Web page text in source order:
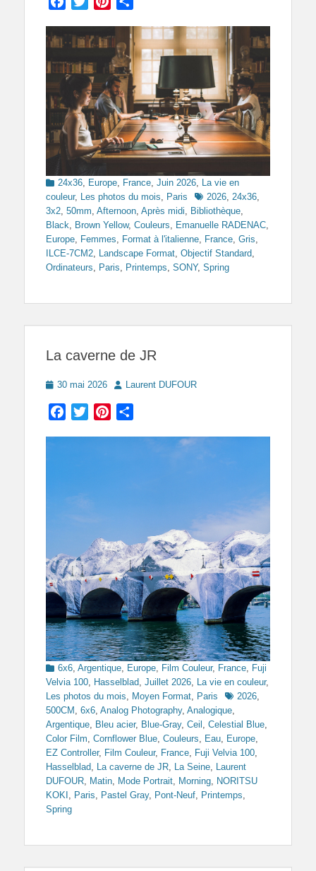
Categories
24x36 Europe France Juin 2026 La vie en
couleur, Les photos du mois Paris Tags2026 24x36
3x2 50mm Afternoon Après midi Bibliothèque
Black
Brown Yellow, Couleurs Emanuelle RADENAC
Europe Femmes Format à l'italienne France Gris
ILCE-7CM2 Landscape Format Objectif Standard
Ordinateurs
Paris Printemps SONY, Spring
La caverne de JR
Posted
30 mai 2026 AuthorLaurent DUFOUR
Facebook
TwitterPinterest
Categories
6x6, Argentique, Europe, Film Couleur, France, Fuji
Velvia 100, Hasselblad, Juillet 2026, La vie en couleur,
Les photos du mois, Moyen Format, Paris Tags2026,
500CM , 6x6, Analog Photography, Analogique,
Argentique, Bleu acier, Blue-Gray, Ceil , Celestial Blue,
Color Film, Cornflower Blue, Couleurs, Eau, Europe,
EZ Controller, Film Couleur, France, Fuji Velvia 100,
Hasselblad, La caverne de JR, La Seine, Laurent
DUFOUR, Matin, Mode Portrait, Morning, NORITSU
KOKI , Paris, Pastel Gray, Pont-Neuf, Printemps,
Spring